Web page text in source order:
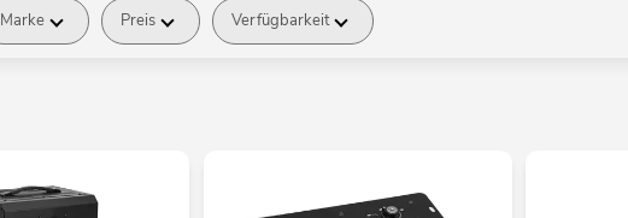
Marke Preis Verfügbarkeit